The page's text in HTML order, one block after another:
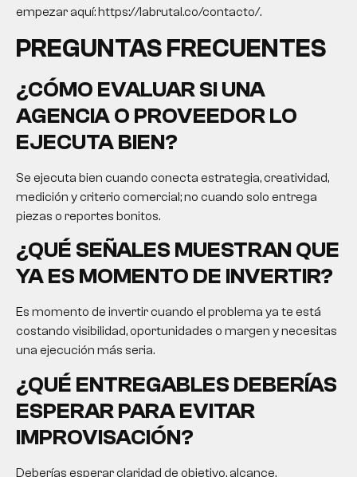
empezar aquí: https://labrutal.co/contacto/.
PREGUNTAS FRECUENTES
¿CÓMO EVALUAR SI UNA
AGENCIA O PROVEEDOR LO
EJECUTA BIEN?
Se ejecuta bien cuando conecta estrategia, creatividad,
medición y criterio comercial; no cuando solo entrega
piezas o reportes bonitos.
¿QUÉ SEÑALES MUESTRAN QUE
YA ES MOMENTO DE INVERTIR?
Es momento de invertir cuando el problema ya te está
costando visibilidad, oportunidades o margen y necesitas
una ejecución más seria.
¿QUÉ ENTREGABLES DEBERÍAS
ESPERAR PARA EVITAR
IMPROVISACIÓN?
Deberías esperar claridad de objetivo, alcance,